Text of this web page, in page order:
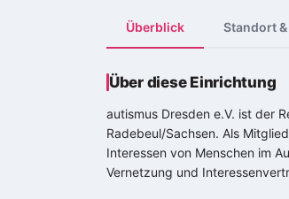
Überblick Standort
Über diese Einrichtung
autismus Dresden e.V. ist der
Radebeul/Sachsen. Als
Interessen von Menschen im
Vernetzung und